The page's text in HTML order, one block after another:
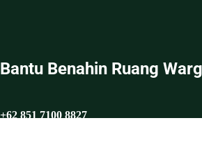
Bantu Benahin Ruang
+62 851 7100 8827